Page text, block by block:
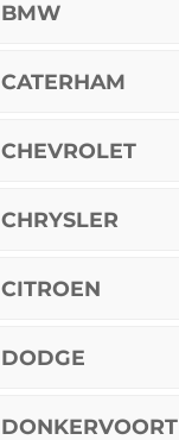
BMW
CATERHAM
CHEVROLET
CHRYSLER
CITROEN
DODGE
DONKERVOORT